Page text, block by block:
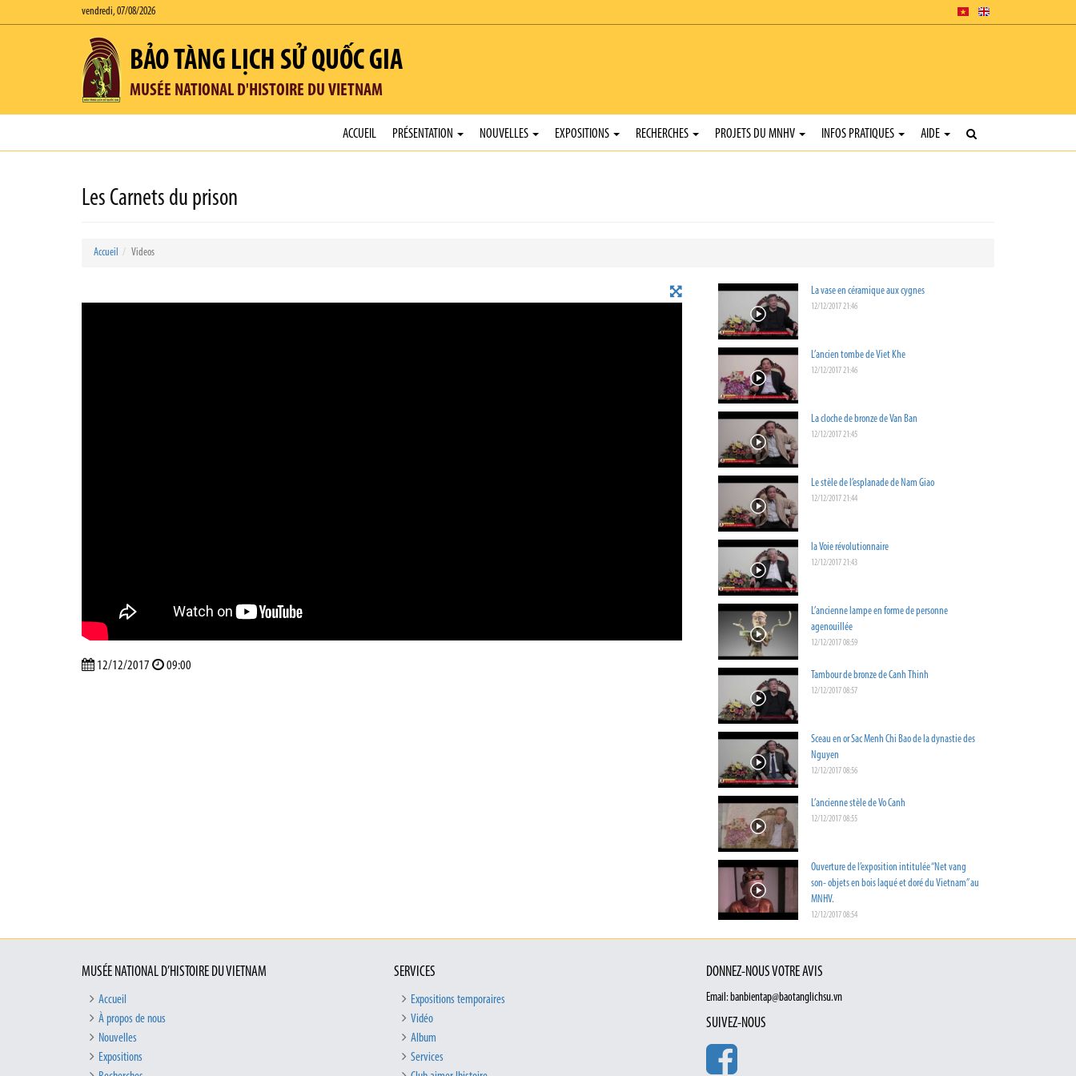
vendredi, 07/08/2026
BẢO TÀNG LỊCH SỬ QUỐC GIA
MUSÉE NATIONAL D'HISTOIRE DU VIETNAM
ACCUEIL PRÉSENTATION NOUVELLES EXPOSITIONS RECHERCHES PROJETS DU MNHV INFOS PRATIQUES AIDE
Les Carnets du prison
Accueil Videos
12/12/2017 09:00
La vase en céramique aux cygnes
12/12/2017 21:46
L’ancien tombe de Viet Khe
12/12/2017 21:46
La cloche de bronze de Van Ban
12/12/2017 21:45
Le stèle de l’esplanade de Nam Giao
12/12/2017 21:44
la Voie révolutionnaire
12/12/2017 21:43
L’ancienne lampe en forme de personne
agenouillée
12/12/2017 08:59
Tambour de bronze de Canh Thinh
12/12/2017 08:57
Sceau en or Sac Menh Chi Bao de la dynastie des
Nguyen
12/12/2017 08:56
L’ancienne stèle de Vo Canh
12/12/2017 08:55
Ouverture de l’exposition intitulée “Net vang
son- objets en bois laqué et doré du Vietnam” au
MNHV.
12/12/2017 08:54
MUSÉE NATIONAL D’HISTOIRE DU VIETNAM
Accueil
À propos de nous
Nouvelles
Expositions
SERVICES
Expositions temporaires
Vidéo
Album
Services
DONNEZ-NOUS VOTRE AVIS
Email: banbientap@baotanglichsu.vn
SUIVEZ-NOUS